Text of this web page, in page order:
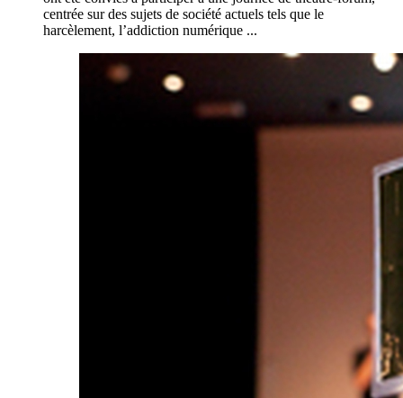
centrée sur des sujets de société actuels tels que le
harcèlement, l’addiction numérique ...